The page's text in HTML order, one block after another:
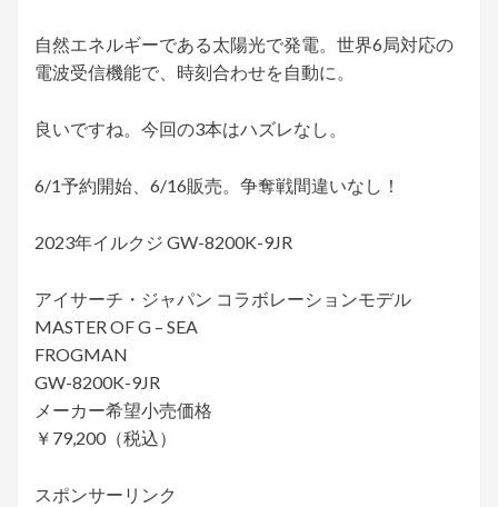
自然エネルギーである太陽光で発電。世界6局対応の
電波受信機能で、時刻合わせを自動に。
良いですね。今回の3本はハズレなし。
6/1予約開始、6/16販売。争奪戦間違いなし！
2023年イルクジ GW-8200K-9JR
アイサーチ・ジャパン コラボレーションモデル
MASTER OF G – SEA
FROGMAN
GW-8200K-9JR
メーカー希望小売価格
￥79,200（税込）
スポンサーリンク